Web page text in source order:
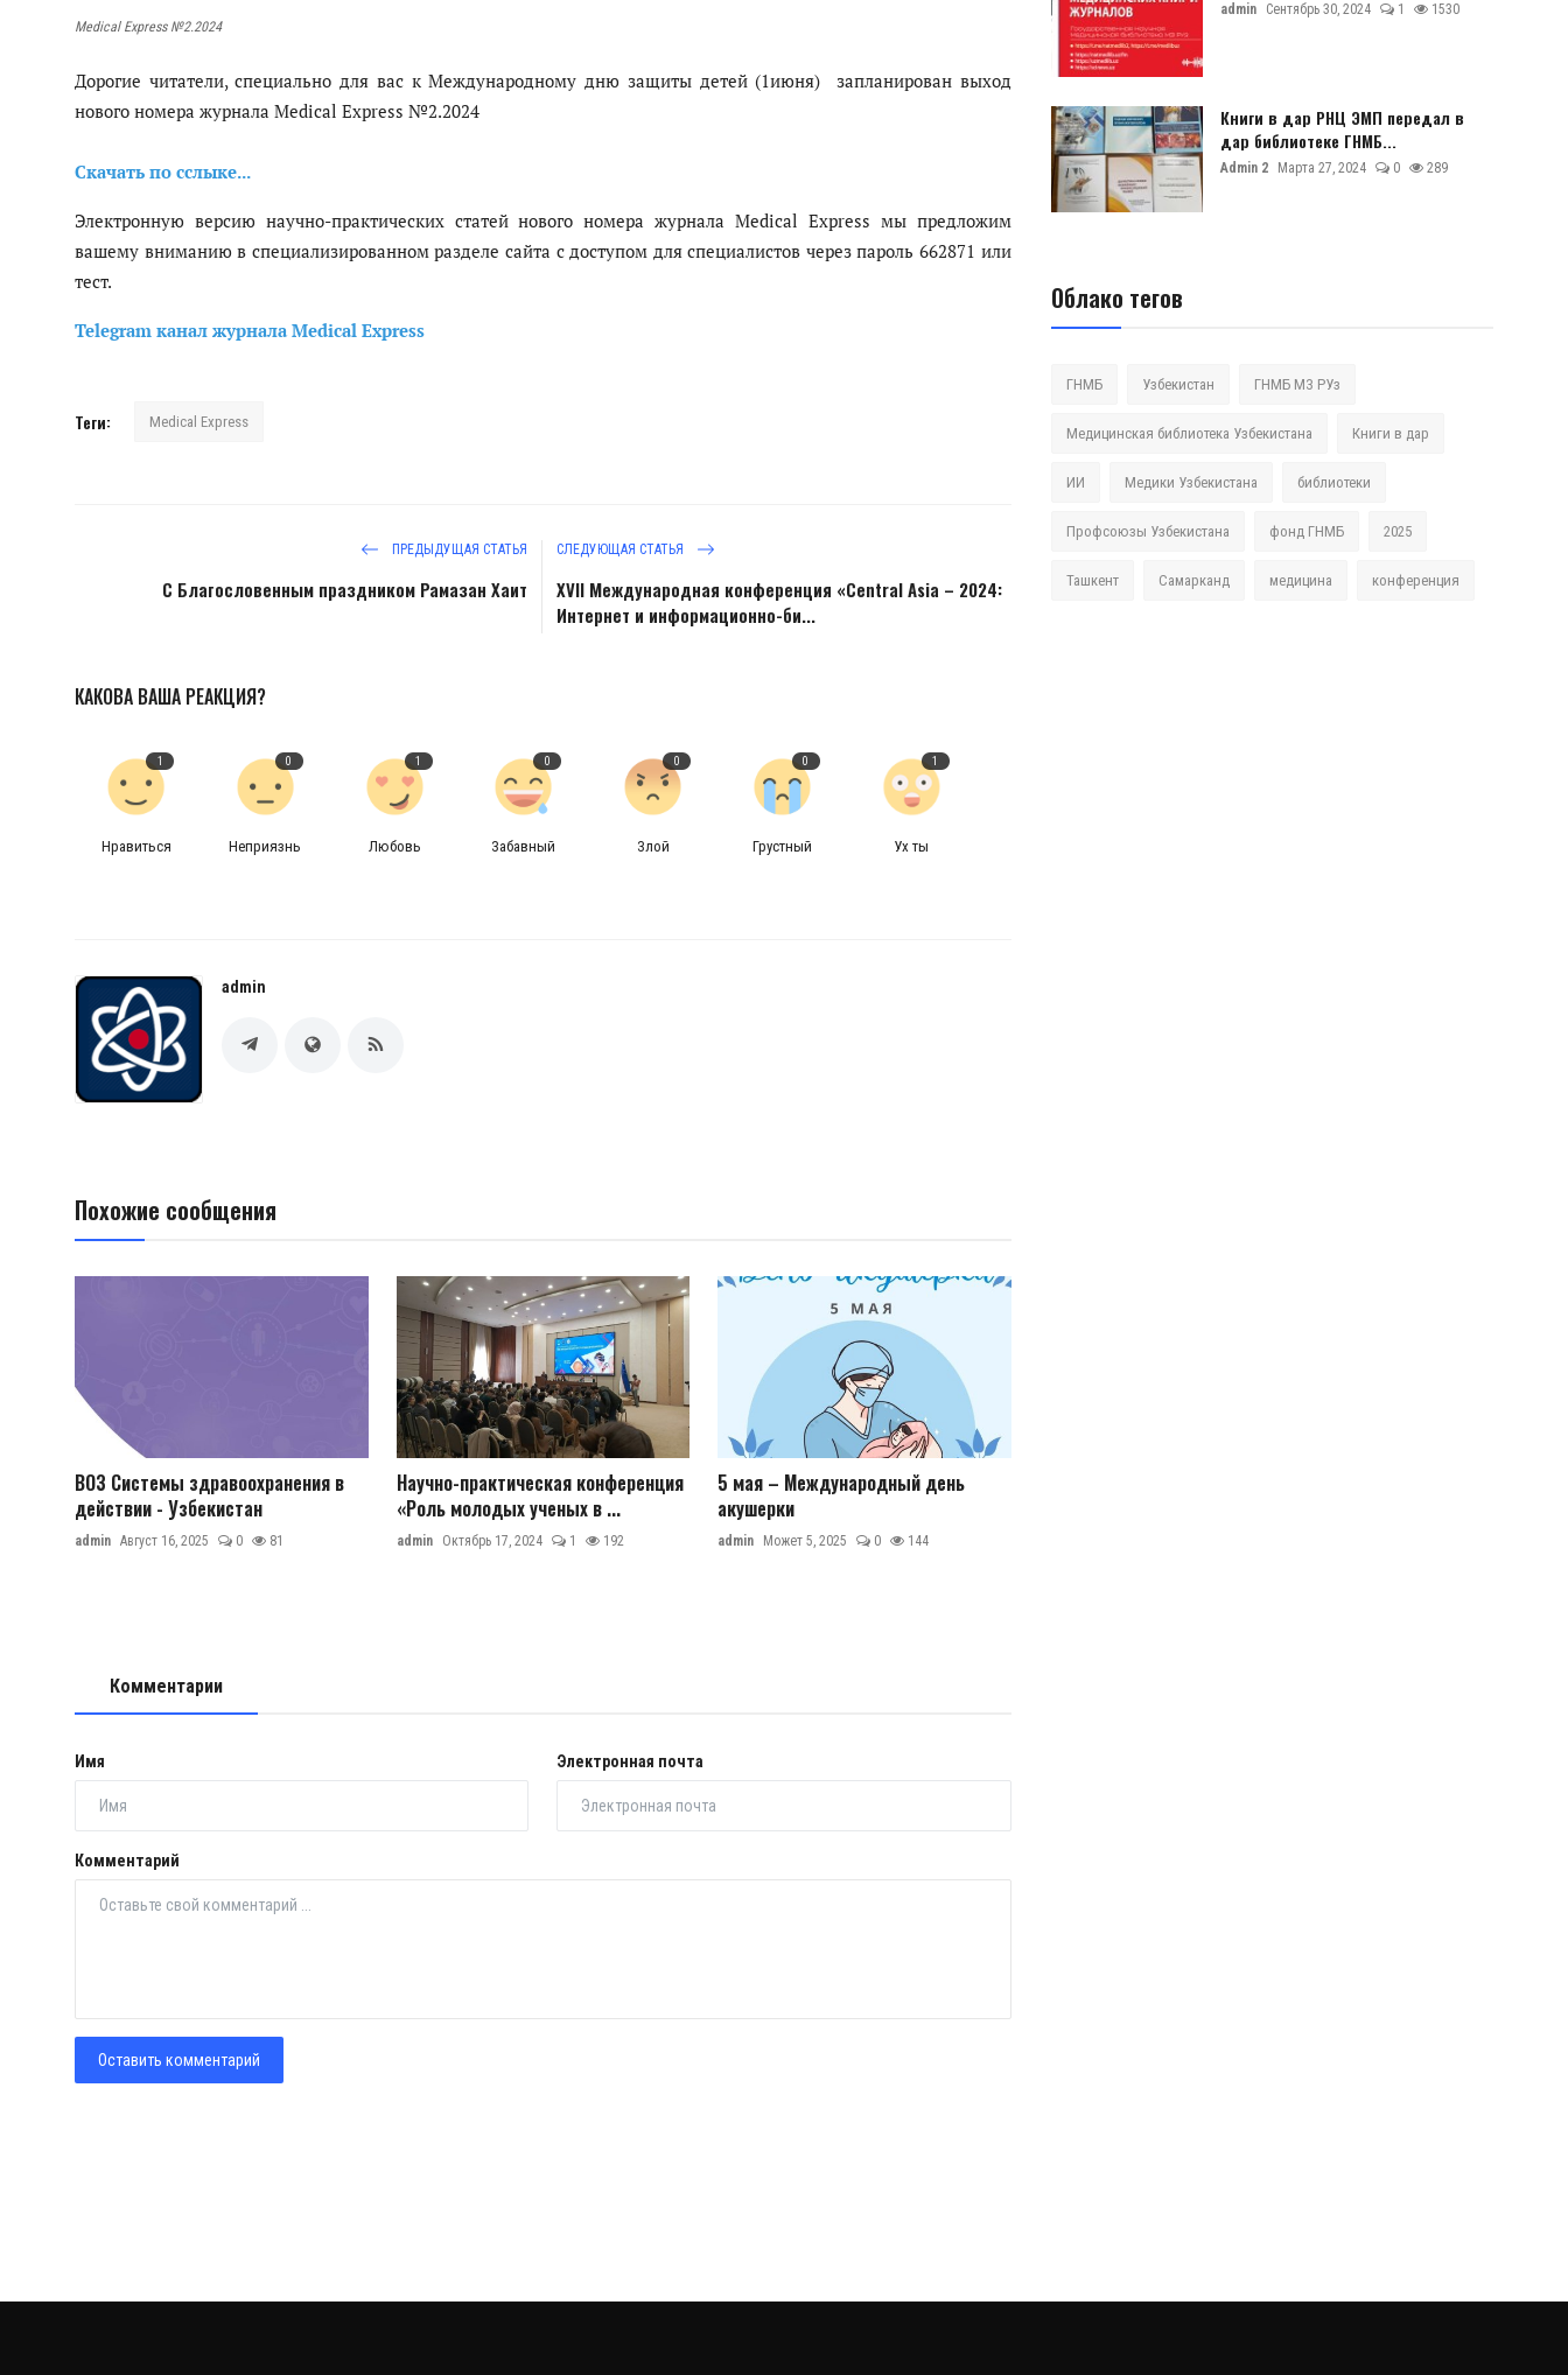
Мedical Еxpress №2.2024
Дорогие читатели, специально для вас к Международному дню защиты детей (1июня) запланирован выход
нового номера журнала Мedical Еxpress №2.2024
Скачать по сслыке...
Электронную версию научно-практических статей нового номера журнала Medical Express мы предложим
вашему вниманию в специализированном разделе сайта с доступом для специалистов через пароль 662871 или
тест.
Telegram канал журнала Medical Express
Теги: Мedical Еxpress
ПРЕДЫДУЩАЯ СТАТЬЯ
С Благословенным праздником Рамазан Хаит
СЛЕДУЮЩАЯ СТАТЬЯ
XVII Международная конференция «Central Asia – 2024:
Интернет и информационно-би...
КАКОВА ВАША РЕАКЦИЯ?
1
Нравиться
0
Неприязнь
1
Любовь
0
Забавный
0
Злой
0
Грустный
1
Ух ты
admin
Похожие сообщения
ВОЗ Системы здравоохранения в
действии - Узбекистан
admin Август 16, 2025 0 81
Научно-практическая конференция
«Роль молодых ученых в ...
admin Октябрь 17, 2024 1 192
5 мая – Международный день
акушерки
admin Может 5, 2025 0 144
Комментарии
Имя Электронная почта
Комментарий
Оставить комментарий
admin Сентябрь 30, 2024 1 1530
Книги в дар РНЦ ЭМП передал в
дар библиотеке ГНМБ...
Admin 2 Марта 27, 2024 0 289
Облако тегов
ГНМБ Узбекистан ГНМБ МЗ РУз
Медицинская библиотека Узбекистана Книги в дар
ИИ Медики Узбекистана библиотеки
Профсоюзы Узбекистана фонд ГНМБ 2025
Ташкент Самарканд медицина конференция